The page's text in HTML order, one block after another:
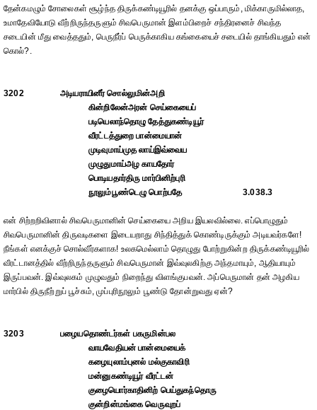
தேன்கமழும் சோலைகள் சூழ்ந்த திருக்கண்டியூரில் தனக்கு ஒப்பாரும், மிக்காருமில்லாத,
உமாதேவியோடு வீற்றிருந்தருளும் சிவபெருமான் இளம்பிறைச் சந்திரனைச் சிவந்த
சடையின் மீது வைத்ததும், பெருநீர்ப் பெருக்காகிய கங்கையைச் சடையில் தாங்கியதும் என்
கொல்?.
3202
அடியராயினீர் சொல்லுமின்அறி
கின்றிலேன்அரன் செய்கையைப்
படியெலாந்தொழு தேத்துகண்டியூர்
வீரட்டத்துறை பான்மையான்
முடிவுமாய்முத லாய்இவ்வைய
முழுதுமாய்அழ காயதோர்
பொடியதார்திரு மார்பினிற்புரி
நூலும்பூண்டெழு பொற்பதே
3.038.3
என் சிற்றறிவினால் சிவபெருமானின் செய்கையை அறிய இயலவில்லை. எப்பொழுதும்
சிவபெருமானின் திருவடிகளை இடையறாது சிந்தித்துக் கொண்டிருக்கும் அடியவர்களே!
நீங்கள் எனக்குச் சொல்வீர்களாக! உலகமெல்லாம் தொழுது போற்றுகின்ற திருக்கண்டியூரில்
வீரட்டானத்தில் வீற்றிருந்தருளும் சிவபெருமான் இவ்வுலகிற்கு அந்தமாயும், ஆதியாயும்
இருப்பவன். இவ்வுலகம் முழுவதும் நிறைந்து விளங்குபவன். அப்பெருமான் தன் அழகிய
மார்பில் திருநீற்றுப் பூச்சும், முப்புரிநூலும் பூண்டு தோன்றுவது ஏன்?
3203
பழையதொண்டர்கள் பகருமின்பல
வாயவேதியன் பான்மையைக்
கழையுலாம்புனல் மல்குகாவிரி
மன்னுகண்டியூர் வீரட்டன்
குழையொர்காதினிற் பெய்துகந்தொரு
குன்றின்மங்கை வெருவுறப்